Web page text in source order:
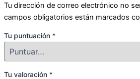
Tu dirección de correo electrónico no
campos obligatorios están marcados
Tu puntuación *
Tu valoración *